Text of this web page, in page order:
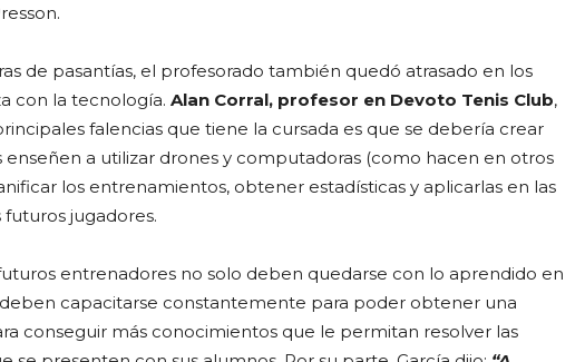
de pasantías, el profesorado también quedó atrasado en los
con la tecnología. Alan Corral, profesor en Devoto Tenis Club,
falencias que tiene la cursada es que se debería crear
enseñen a utilizar drones y computadoras (como hacen en otros
los entrenamientos, obtener estadísticas y aplicarlas en las
jugadores.
entrenadores no solo deben quedarse con lo aprendido en
capacitarse constantemente para poder obtener una
conseguir más conocimientos que le permitan resolver las